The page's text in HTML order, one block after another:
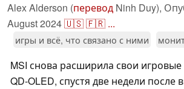
Alex Alderson (перевод Ninh Duy),
August 2024🇺🇸🇫🇷 ...
игры и всё, что связано с ними
MSI снова расширила свои
QD-OLED, спустя две недели после